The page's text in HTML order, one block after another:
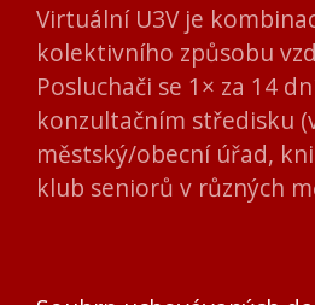
Virtuální U3V je
kolektivního způsobu
Posluchači se 1× za 14
konzultačním středisku
městský/obecní úřad,
klub seniorů v různých